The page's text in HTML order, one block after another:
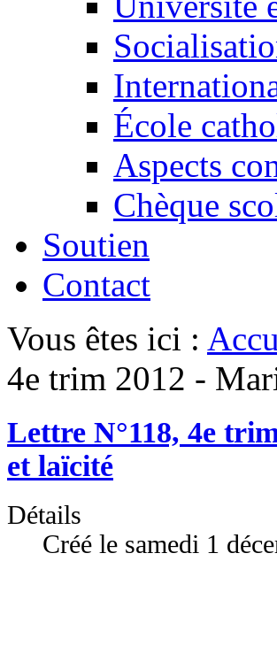
École
Aspects
Chèque
Soutien
Contact
Vous êtes ici :
4e trim 2012 -
Lettre N°118, 4e
et laïcité
Détails
Créé le samedi 1